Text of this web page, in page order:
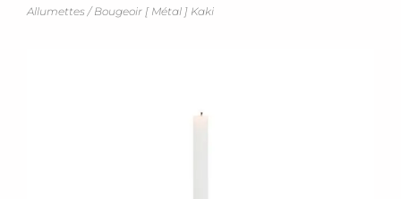
Allumettes / Bougeoir [ Métal ] Kaki